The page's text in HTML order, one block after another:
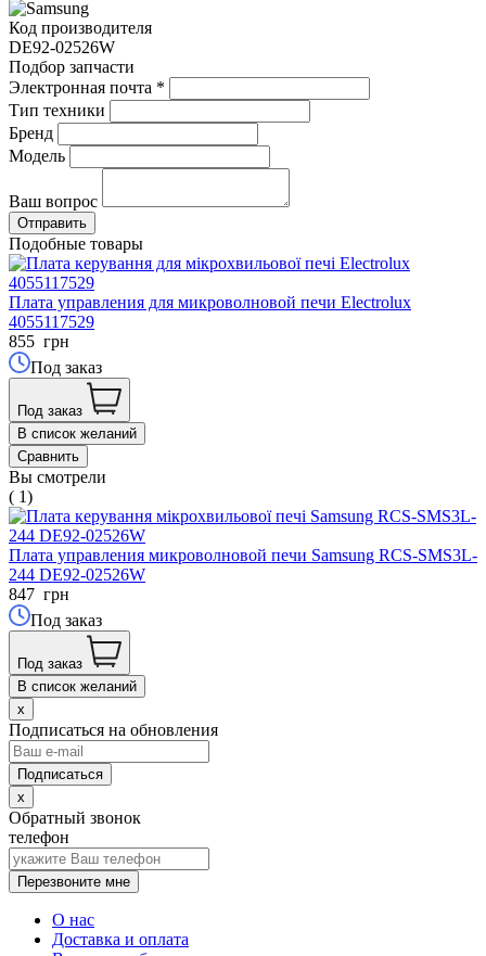
Код производителя
DE92-02526W
Подбор запчасти
Электронная почта *
Тип техники
Бренд
Модель
Ваш вопрос
Подобные товары
Плата управления для микроволновой печи Electrolux
4055117529
855 грн
Под заказ
Под заказ
В список желаний
Сравнить
Вы смотрели
( 1)
Плата управления микроволновой печи Samsung RCS-SMS3L-
244 DE92-02526W
847 грн
Под заказ
Под заказ
В список желаний
x
Подписаться на обновления
x
Обратный звонок
телефон
Перезвоните мне
О нас
Доставка и оплата